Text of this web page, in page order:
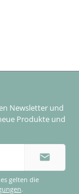
Newsletter und
Produkte und
gelten die
.